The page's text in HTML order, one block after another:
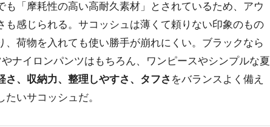
「摩耗性の高い高耐久素材」とされているため、アウ
も感じられる。サコッシュは薄くて頼りない印象のもの
、荷物を入れても使い勝手が崩れにくい。ブラックなら
ナイロンパンツはもちろん、ワンピースやシンプルな夏
さ、収納力、整理しやすさ、タフさ をバランスよく備え
いサコッシュだ。